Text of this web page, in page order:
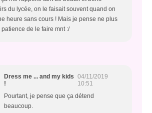
du lycée, on le faisait souvent quand on
heure sans cours ! Mais je pense ne plus
de le faire mnt :/
Dress me ... and my kids
!
04/11/2019
10:51
Pourtant, je pense que ça détend
beaucoup.